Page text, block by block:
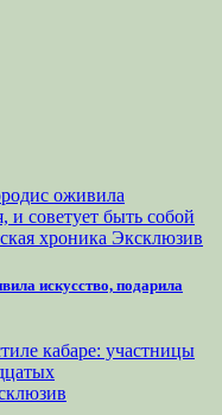
хроника Эксклюзив
искусство, подарила